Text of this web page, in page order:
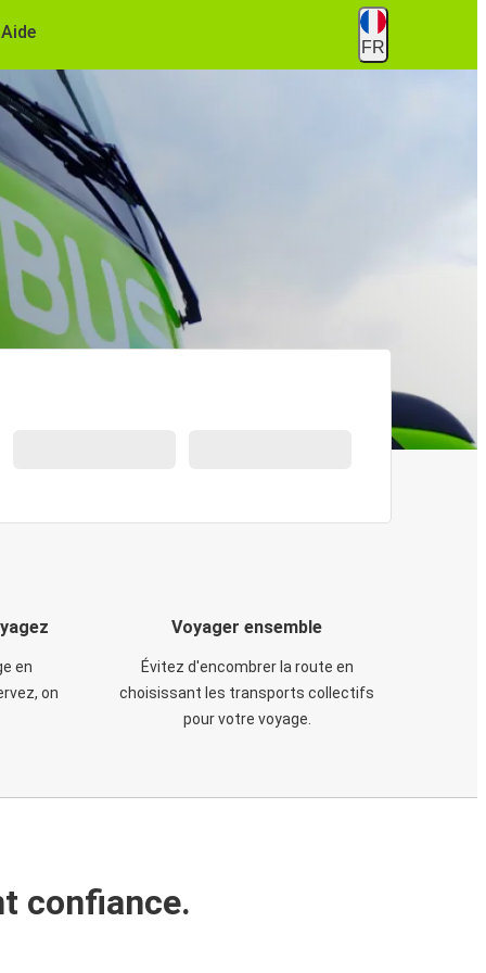
Aide
FR
en
on
Voyager ensemble
Évitez d'encombrer la route en
choisissant les transports collectifs
pour votre voyage.
confiance.